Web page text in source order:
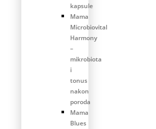
kapsule
Mama
Microbiovital
Harmony
–
mikrobiota
i
tonus
nakon
poroda
Mama
Blues